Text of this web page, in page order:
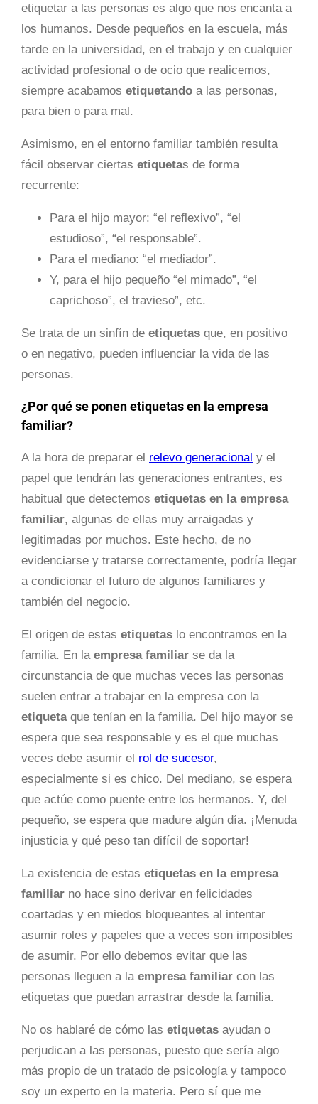
etiquetar a las personas es algo que nos encanta a
los humanos. Desde pequeños en la escuela, más
tarde en la universidad, en el trabajo y en cualquier
actividad profesional o de ocio que realicemos,
siempre acabamos etiquetando a las personas,
para bien o para mal.
Asimismo, en el entorno familiar también resulta
fácil observar ciertas etiquetas de forma
recurrente:
Para el hijo mayor: “el reflexivo”, “el
estudioso”, “el responsable”.
Para el mediano: “el mediador”.
Y, para el hijo pequeño “el mimado”, “el
caprichoso”, el travieso”, etc.
Se trata de un sinfín de etiquetas que, en positivo
o en negativo, pueden influenciar la vida de las
personas.
¿Por qué se ponen etiquetas en la empresa
familiar?
A la hora de preparar el relevo generacional y el
papel que tendrán las generaciones entrantes, es
habitual que detectemos etiquetas en la empresa
familiar, algunas de ellas muy arraigadas y
legitimadas por muchos. Este hecho, de no
evidenciarse y tratarse correctamente, podría llegar
a condicionar el futuro de algunos familiares y
también del negocio.
El origen de estas etiquetas lo encontramos en la
familia. En la empresa familiar se da la
circunstancia de que muchas veces las personas
suelen entrar a trabajar en la empresa con la
etiqueta que tenían en la familia. Del hijo mayor se
espera que sea responsable y es el que muchas
veces debe asumir el rol de sucesor,
especialmente si es chico. Del mediano, se espera
que actúe como puente entre los hermanos. Y, del
pequeño, se espera que madure algún día. ¡Menuda
injusticia y qué peso tan difícil de soportar!
La existencia de estas etiquetas en la empresa
familiar no hace sino derivar en felicidades
coartadas y en miedos bloqueantes al intentar
asumir roles y papeles que a veces son imposibles
de asumir. Por ello debemos evitar que las
personas lleguen a la empresa familiar con las
etiquetas que puedan arrastrar desde la familia.
No os hablaré de cómo las etiquetas ayudan o
perjudican a las personas, puesto que sería algo
más propio de un tratado de psicología y tampoco
soy un experto en la materia. Pero sí que me